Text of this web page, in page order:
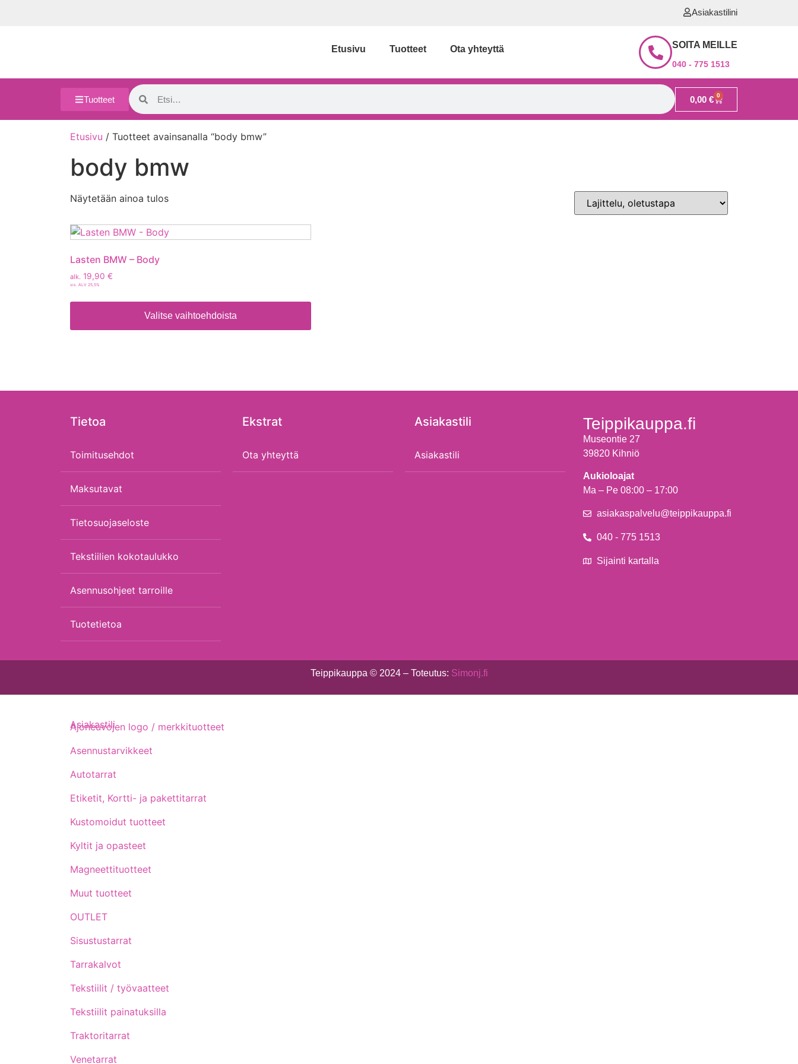
Asiakastilini
Etusivu Tuotteet Ota yhteyttä SOITA MEILLE
040 - 775 1513
Tuotteet 0,00 € 0
Etusivu / Tuotteet avainsanalla “body bmw”
body bmw
Näytetään ainoa tulos
Lasten BMW – Body
alk. 19,90 €
sis. ALV 25,5%
Valitse vaihtoehdoista
Tietoa
Toimitusehdot
Maksutavat
Tietosuojaseloste
Tekstiilien kokotaulukko
Asennusohjeet tarroille
Tuotetietoa
Ekstrat
Ota yhteyttä
Asiakastili
Asiakastili
Teippikauppa.fi
Museontie 27
39820 Kihniö
Aukioloajat
Ma – Pe 08:00 – 17:00
asiakaspalvelu@teippikauppa.fi
040 - 775 1513
Sijainti kartalla
Teippikauppa © 2024 – Toteutus: Simonj.fi
Ajoneuvojen logo / merkkituotteet
Asennustarvikkeet
Autotarrat
Etiketit, Kortti- ja pakettitarrat
Kustomoidut tuotteet
Kyltit ja opasteet
Magneettituotteet
Muut tuotteet
OUTLET
Sisustustarrat
Tarrakalvot
Tekstiilit / työvaatteet
Tekstiilit painatuksilla
Traktoritarrat
Venetarrat
Asiakastili